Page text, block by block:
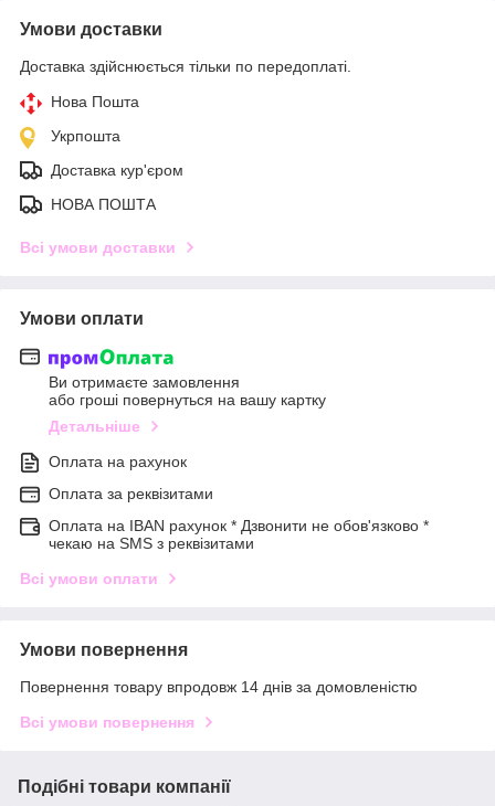
Умови доставки
Доставка здійснюється тільки по передоплаті.
Нова Пошта
Укрпошта
Доставка кур'єром
НОВА ПОШТА
Всі умови доставки
Умови оплати
Ви отримаєте замовлення
або гроші повернуться на вашу картку
Детальніше
Оплата на рахунок
Оплата за реквізитами
Оплата на IBAN рахунок * Дзвонити не обов'язково *
чекаю на SMS з реквізитами
Всі умови оплати
Умови повернення
Повернення товару впродовж 14 днів за домовленістю
Всі умови повернення
Подібні товари компанії